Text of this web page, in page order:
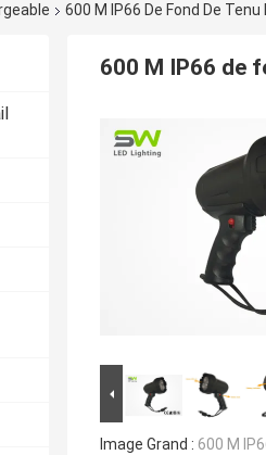
600 M IP66 De Fond De
600 M IP66 de
Image Grand : 600 M